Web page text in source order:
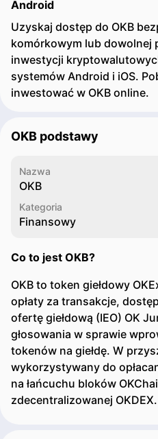
Android
Uzyskaj dostęp do OKB
komórkowym lub dowolnej
inwestycji
systemów Android i iOS.
inwestować w OKB online.
OKB podstawy
Nazwa
OKB
Kategoria
Finansowy
Co to jest OKB?
OKB to token giełdowy
opłaty za transakcje,
ofertę giełdową (IEO) OK
głosowania w sprawie
tokenów na giełdę. W
wykorzystywany do
na łańcuchu bloków
zdecentralizowanej OKDEX.